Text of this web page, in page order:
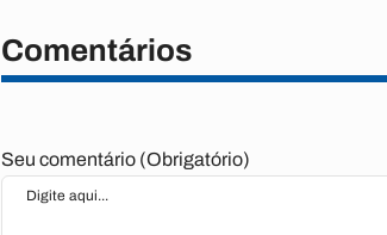
Comentários
Seu comentário (Obrigatório)